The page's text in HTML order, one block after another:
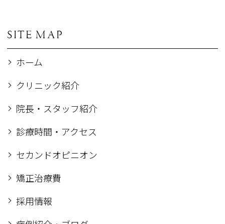
SITE MAP
ホーム
クリニック紹介
院長・スタッフ紹介
診療時間・アクセス
セカンドオピニオン
矯正治療費
採用情報